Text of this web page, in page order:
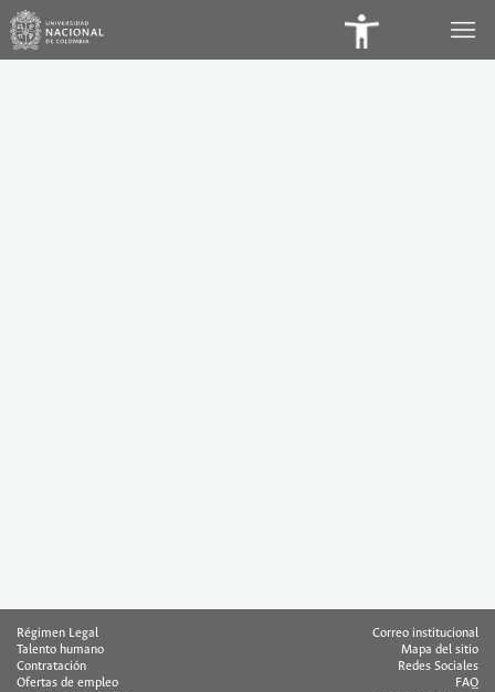
Régimen Legal
Talento humano
Contratación
Ofertas de empleo
Correo institucional
Mapa del sitio
Redes Sociales
FAQ